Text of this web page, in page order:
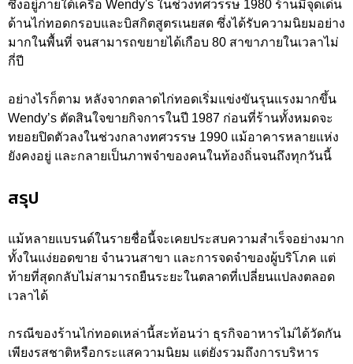
ซึ่งอยู่ภายใต้เครือ Wendy's ในช่วงทศวรรษ 1980 ร้านมีจุดเด่น
ด้านไก่ทอดกรอบและบิสกิตสูตรเนยสด ซึ่งได้รับความนิยมอย่าง
มากในพื้นที่ จนสามารถขยายได้เกือบ 80 สาขาภายในเวลาไม่
กี่ปี
อย่างไรก็ตาม หลังจากตลาดไก่ทอดเริ่มแข่งขันรุนแรงมากขึ้น
Wendy’s ตัดสินใจขายกิจการในปี 1987 ก่อนที่ร้านทั้งหมดจะ
ทยอยปิดตัวลงในช่วงกลางทศวรรษ 1990 แม้อาคารหลายแห่ง
ยังคงอยู่ และกลายเป็นภาพจำของคนในท้องถิ่นจนถึงทุกวันนี้
สรุป
แม้หลายแบรนด์ในรายชื่อนี้จะเคยประสบความสำเร็จอย่างมาก
ทั้งในแง่ยอดขาย จำนวนสาขา และการจดจำของผู้บริโภค แต่
ท้ายที่สุดกลับไม่สามารถยืนระยะในตลาดที่เปลี่ยนแปลงตลอด
เวลาได้
กรณีของร้านไก่ทอดเหล่านี้สะท้อนว่า ธุรกิจอาหารไม่ได้วัดกัน
เพียงรสชาติหรือกระแสความนิยม แต่ยังรวมถึงการบริหาร